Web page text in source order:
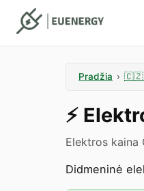
Pradžia › 🇨🇿
⚡️
Elektros kaina
Didmeninė